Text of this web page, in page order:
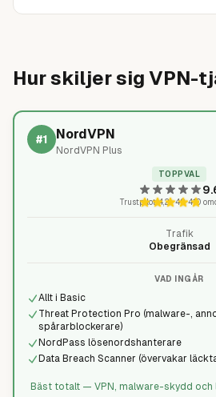
Hur skiljer sig VPN-
#1 NordVPN
NordVPN Plus
TOPPVAL
Trustpilot4,2· 49 410
Trafik
Obegränsad
VAD INGÅR
Allt i Basic
Threat Protection Pro (malware-,
spårarblockerare)
NordPass lösenordshanterare
Data Breach Scanner (övervakar
Bäst totalt — VPN, malware-skydd